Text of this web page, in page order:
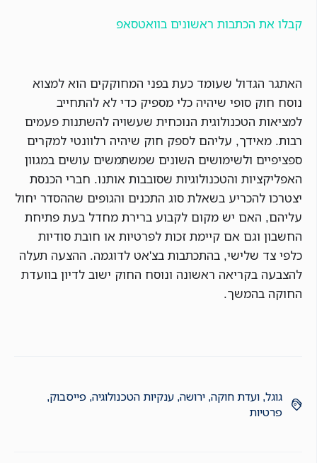
קבלו את הכתבות ראשונים בוואטסאפ
האתגר הגדול שעומד כעת בפני המחוקקים הוא למצוא
נוסח חוק סופי שיהיה כלי מספיק כדי לא להתחייב
למציאות הטכנולוגית הנוכחית שעשויה להשתנות פעמים
רבות. מאידך, עליהם לספק חוק שיהיה רלוונטי למקרים
ספציפיים ולשימושים השונים שמשתמשים עושים במגוון
האפליקציות והטכנולוגיות שסובבות אותנו. חברי הכנסת
יצטרכו להכריע בשאלת סוג התכנים והגופים שההסדר יחול
עליהם, האם יש מקום לקבוע ברירת מחדל בעת פתיחת
החשבון וגם אם קיימת זכות לפרטיות או חובת סודיות
כלפי צד שלישי, בהתכתבות בצ'אט לדוגמה. ההצעה תעלה
להצבעה בקריאה ראשונה ונוסח החוק ישוב לדיון בוועדת
החוקה בהמשך.
גוגל, ועדת חוקה, ירושה, ענקיות הטכנולוגיה, פייסבוק,
פרטיות